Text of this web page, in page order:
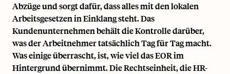
Abzüge und sorgt dafür, dass alles mit den lokalen
Arbeitsgesetzen in Einklang steht. Das
Kundenunternehmen behält die Kontrolle darüber,
was der Arbeitnehmer tatsächlich Tag für Tag macht.
Was einige überrascht, ist, wie viel das EOR im
Hintergrund übernimmt. Die Rechtseinheit, die HR-